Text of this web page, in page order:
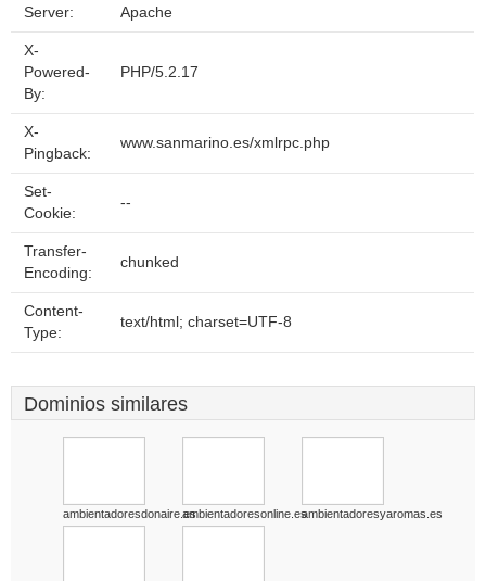
Server: Apache
X-
Powered-
By:
PHP/5.2.17
X-
Pingback:
www.sanmarino.es/xmlrpc.php
Set-
Cookie:
--
Transfer-
Encoding:
chunked
Content-
Type:
text/html; charset=UTF-8
Dominios similares
ambientadoresdonaire.esambientadoresonline.esambientadoresyaromas.es